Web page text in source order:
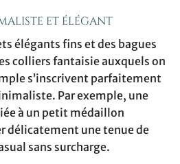
et élégant
élégants fins et des bagues
colliers fantaisie auxquels on
s’inscrivent parfaitement
Par exemple, une
à un petit médaillon
délicatement une tenue de
sans surcharge.